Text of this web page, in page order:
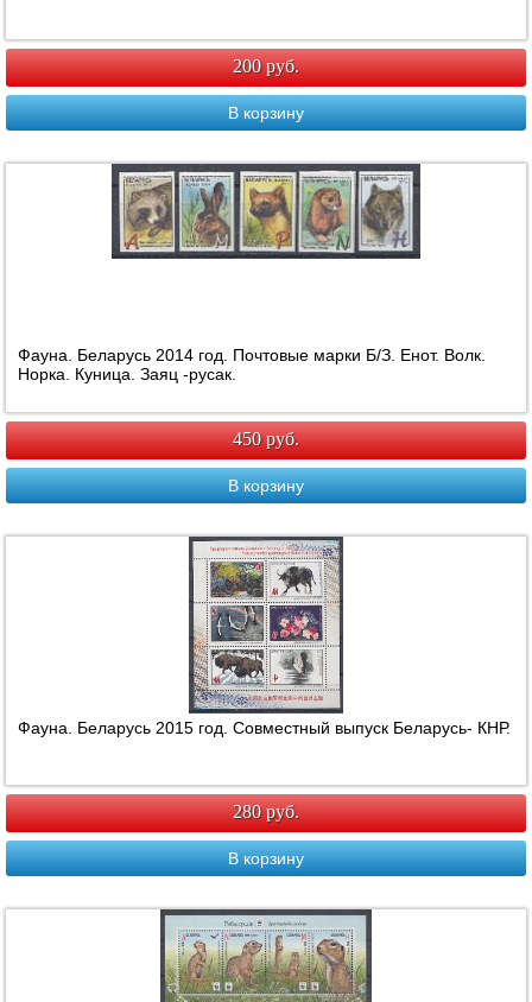
200 руб.
В корзину
Фауна. Беларусь 2014 год. Почтовые марки Б/З. Енот. Волк.
Норка. Куница. Заяц -русак.
450 руб.
В корзину
Фауна. Беларусь 2015 год. Совместный выпуск Беларусь- КНР.
280 руб.
В корзину